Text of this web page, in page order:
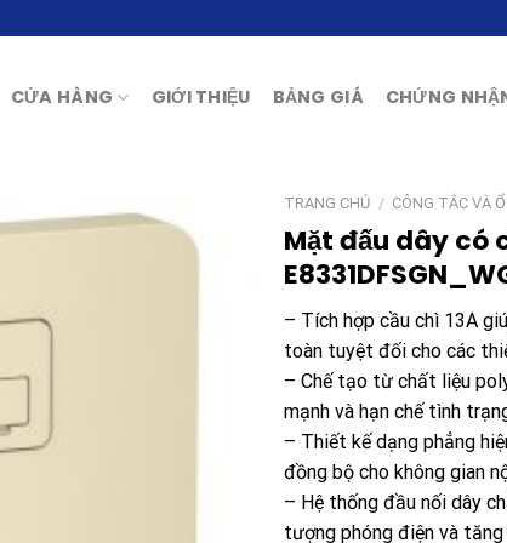
CỬA HÀNG GIỚI THIỆU BẢNG GIÁ CHỨNG
TRANG CHỦ / CÔNG TẮC VÀ
Mặt đấu dây có
– Tích hợp cầu chì 13A
toàn tuyệt đối cho các
– Chế tạo từ chất liệu
mạnh và hạn chế tình
– Thiết kế dạng phẳng
đồng bộ cho không gian
– Hệ thống đầu nối dây
tượng phóng điện và